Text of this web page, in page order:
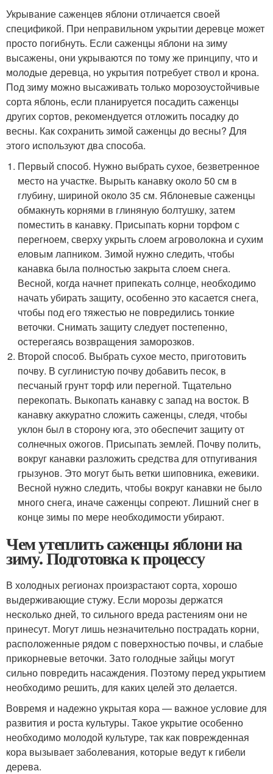
Укрывание саженцев яблони отличается своей
спецификой. При неправильном укрытии деревце может
просто погибнуть. Если саженцы яблони на зиму
высажены, они укрываются по тому же принципу, что и
молодые деревца, но укрытия потребует ствол и крона.
Под зиму можно высаживать только морозоустойчивые
сорта яблонь, если планируется посадить саженцы
других сортов, рекомендуется отложить посадку до
весны. Как сохранить зимой саженцы до весны? Для
этого используют два способа.
Первый способ. Нужно выбрать сухое, безветренное
место на участке. Вырыть канавку около 50 см в
глубину, шириной около 35 см. Яблоневые саженцы
обмакнуть корнями в глиняную болтушку, затем
поместить в канавку. Присыпать корни торфом с
перегноем, сверху укрыть слоем агроволокна и сухим
еловым лапником. Зимой нужно следить, чтобы
канавка была полностью закрыта слоем снега.
Весной, когда начнет припекать солнце, необходимо
начать убирать защиту, особенно это касается снега,
чтобы под его тяжестью не повредились тонкие
веточки. Снимать защиту следует постепенно,
остерегаясь возвращения заморозков.
Второй способ. Выбрать сухое место, приготовить
почву. В суглинистую почву добавить песок, в
песчаный грунт торф или перегной. Тщательно
перекопать. Выкопать канавку с запад на восток. В
канавку аккуратно сложить саженцы, следя, чтобы
уклон был в сторону юга, это обеспечит защиту от
солнечных ожогов. Присыпать землей. Почву полить,
вокруг канавки разложить средства для отпугивания
грызунов. Это могут быть ветки шиповника, ежевики.
Весной нужно следить, чтобы вокруг канавки не было
много снега, иначе саженцы сопреют. Лишний снег в
конце зимы по мере необходимости убирают.
Чем утеплить саженцы яблони на
зиму. Подготовка к процессу
В холодных регионах произрастают сорта, хорошо
выдерживающие стужу. Если морозы держатся
несколько дней, то сильного вреда растениям они не
принесут. Могут лишь незначительно пострадать корни,
расположенные рядом с поверхностью почвы, и слабые
прикорневые веточки. Зато голодные зайцы могут
сильно повредить насаждения. Поэтому перед укрытием
необходимо решить, для каких целей это делается.
Вовремя и надежно укрытая кора — важное условие для
развития и роста культуры. Такое укрытие особенно
необходимо молодой культуре, так как поврежденная
кора вызывает заболевания, которые ведут к гибели
дерева.